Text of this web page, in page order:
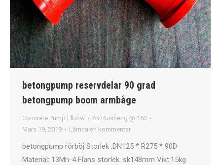
betongpump reservdelar 90 grad
betongpump boom armbåge
Concrete Pump Elbow Av Ruisheng @ 163
Mars 19, 2019
Lämna en kommentar
betongpump rörböj Storlek :DN125 * R275 * 90D
Material: 13Mn-4 Fläns storlek: sk148mm Vikt:15kg